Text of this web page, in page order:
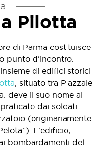
Pilotta
di Parma costituisce
punto d'incontro.
di edifici storici
, situato tra Piazzale
deve il suo nome al
dai soldati
(originariamente
L'edificio,
bombardamenti del